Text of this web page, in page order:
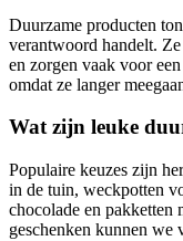
Duurzame producten
verantwoord handelt.
en zorgen vaak voor
omdat ze langer
Wat zijn leuke
Populaire keuzes zijn
in de tuin, weckpotten
chocolade en pakketten
geschenken kunnen